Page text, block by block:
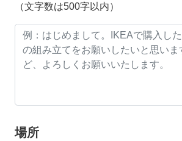
（文字数は500字以内）
場所